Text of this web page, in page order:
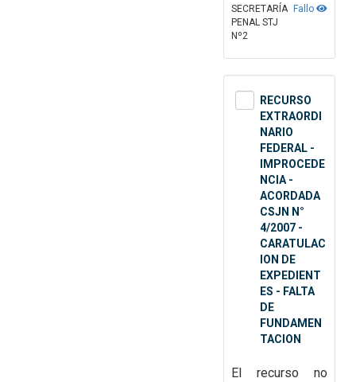
Fallo
SECRETARÍA
PENAL STJ
Nº2
RECURSO
EXTRAORDI
NARIO
FEDERAL -
IMPROCEDE
NCIA -
ACORDADA
CSJN N°
4/2007 -
CARATULAC
ION DE
EXPEDIENT
ES - FALTA
DE
FUNDAMEN
TACION
El recurso no